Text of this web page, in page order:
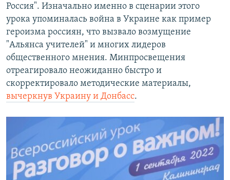
Россия". Изначально именно в сценарии этого
урока упоминалась война в Украине как пример
героизма россиян, что вызвало возмущение
"Альянса учителей" и многих лидеров
общественного мнения. Минпросвещения
отреагировало неожиданно быстро и
скорректировало методические материалы,
вычеркнув Украину и Донбасс.